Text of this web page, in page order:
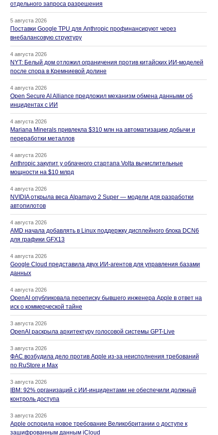
отдельного запроса разрешения
5 августа 2026
Поставки Google TPU для Anthropic профинансируют через
внебалансовую структуру
4 августа 2026
NYT: Белый дом отложил ограничения против китайских ИИ-моделей
после спора в Кремниевой долине
4 августа 2026
Open Secure AI Alliance предложил механизм обмена данными об
инцидентах с ИИ
4 августа 2026
Mariana Minerals привлекла $310 млн на автоматизацию добычи и
переработки металлов
4 августа 2026
Anthropic закупит у облачного стартапа Volta вычислительные
мощности на $10 млрд
4 августа 2026
NVIDIA открыла веса Alpamayo 2 Super — модели для разработки
автопилотов
4 августа 2026
AMD начала добавлять в Linux поддержку дисплейного блока DCN6
для графики GFX13
4 августа 2026
Google Cloud представила двух ИИ-агентов для управления базами
данных
4 августа 2026
OpenAI опубликовала переписку бывшего инженера Apple в ответ на
иск о коммерческой тайне
3 августа 2026
OpenAI раскрыла архитектуру голосовой системы GPT-Live
3 августа 2026
ФАС возбудила дело против Apple из-за неисполнения требований
по RuStore и Max
3 августа 2026
IBM: 92% организаций с ИИ-инцидентами не обеспечили должный
контроль доступа
3 августа 2026
Apple оспорила новое требование Великобритании о доступе к
зашифрованным данным iCloud